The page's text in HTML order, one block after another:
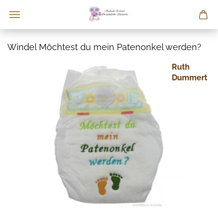
Windel Möchtest du mein Patenonkel werden?
Ruth
Dummert